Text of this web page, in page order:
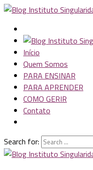
Início
Quem Somos
PARA ENSINAR
PARA APRENDER
COMO GERIR
Contato
Search for: